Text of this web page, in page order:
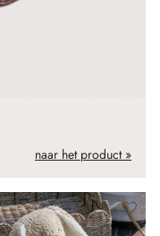
naar het product »